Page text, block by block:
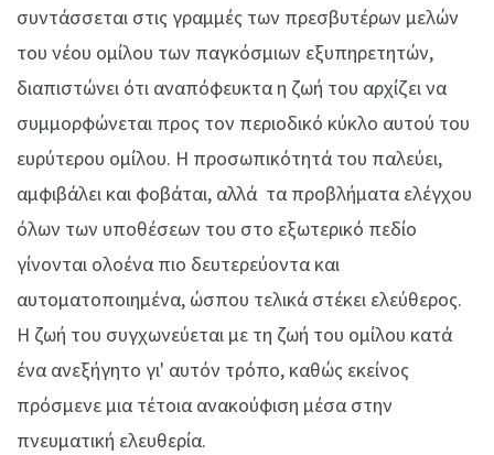
συντάσσεται στις γραμμές των πρεσβυτέρων μελών
του νέου ομίλου των παγκόσμιων εξυπηρετητών,
διαπιστώνει ότι αναπόφευκτα η ζωή του αρχίζει να
συμμορφώνεται προς τον περιοδικό κύκλο αυτού του
ευρύτερου ομίλου. Η προσωπικότητά του παλεύει,
αμφιβάλει και φοβάται, αλλά τα προβλήματα ελέγχου
όλων των υποθέσεων του στο εξωτερικό πεδίο
γίνονται ολοένα πιο δευτερεύοντα και
αυτοματοποιημένα, ώσπου τελικά στέκει ελεύθερος.
Η ζωή του συγχωνεύεται με τη ζωή του ομίλου κατά
ένα ανεξήγητο γι' αυτόν τρόπο, καθώς εκείνος
πρόσμενε μια τέτοια ανακούφιση μέσα στην
πνευματική ελευθερία.